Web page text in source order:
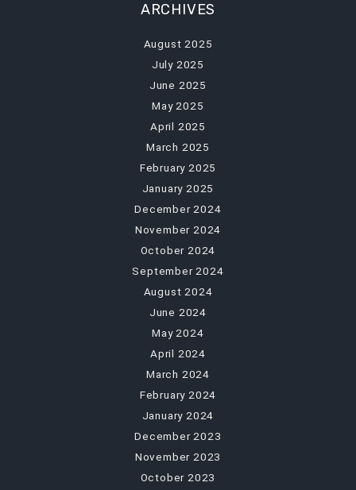
ARCHIVES
August 2025
July 2025
June 2025
May 2025
April 2025
March 2025
February 2025
January 2025
December 2024
November 2024
October 2024
September 2024
August 2024
June 2024
May 2024
April 2024
March 2024
February 2024
January 2024
December 2023
November 2023
October 2023